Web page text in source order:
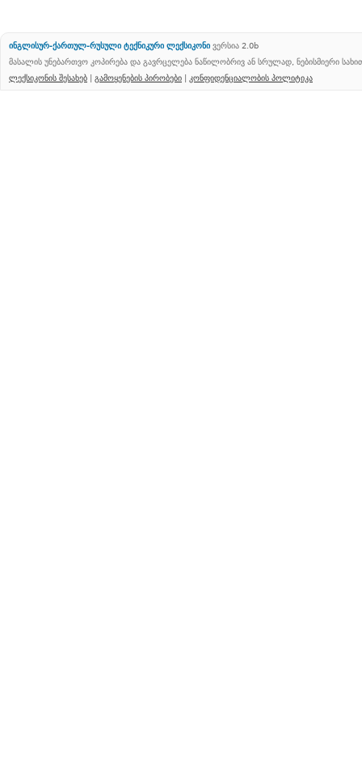
ინგლისურ-ქართულ-რუსული ტექნიკური ლექსიკონი ვერსია 2.0b
მასალის უნებართვო კოპირება და გავრცელება ნაწილობრივ ან სრულად, ნებისმიერი
ლექსიკონის შესახებ | გამოყენების პირობები | კონფიდენციალობის პოლიტიკა